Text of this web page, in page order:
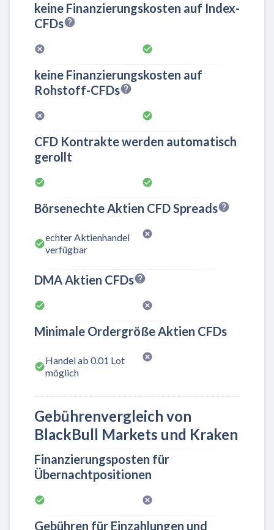
keine Finanzierungskosten auf Index-
CFDs
keine Finanzierungskosten auf
Rohstoff-CFDs
CFD Kontrakte werden automatisch
gerollt
Börsenechte Aktien CFD Spreads
echter Aktienhandel
verfügbar
DMA Aktien CFDs
Minimale Ordergröße Aktien CFDs
Handel ab 0.01 Lot
möglich
Gebührenvergleich von
BlackBull Markets und Kraken
Finanzierungsposten für
Übernachtpositionen
Gebühren für Einzahlungen und